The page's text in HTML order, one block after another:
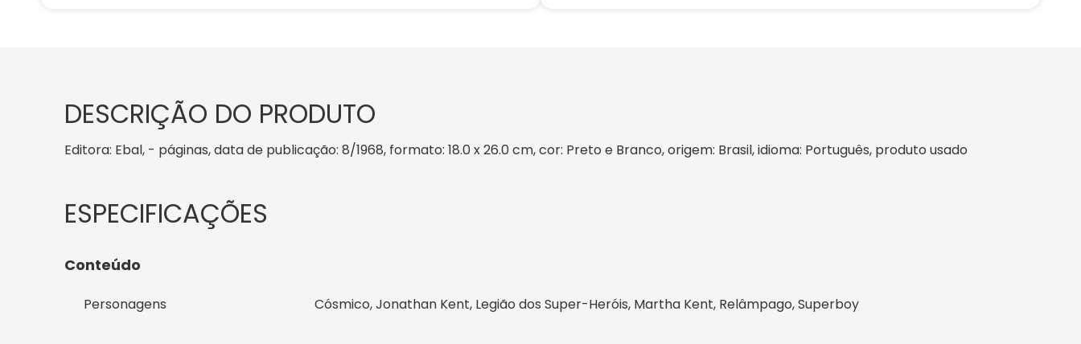
DESCRIÇÃO DO PRODUTO
Editora: Ebal, - páginas, data de publicação: 8/1968, formato: 18.0 x 26.0 cm, cor: Preto e Branco, origem: Brasil, idioma: Português, produto usado
Conteúdo
Personagens Cósmico, Jonathan Kent, Legião dos Super-Heróis, Martha Kent, Relâmpago, Superboy